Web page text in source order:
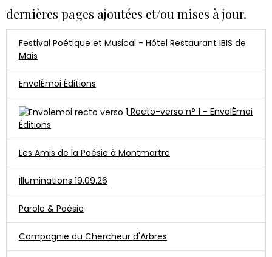
dernières pages ajoutées et/ou mises à jour.
Festival Poétique et Musical - Hôtel Restaurant IBIS de
Mais
EnvolÉmoi Éditions
Recto-verso n° 1 - EnvolÉmoi
Éditions
Les Amis de la Poésie à Montmartre
Illuminations 19.09.26
Parole & Poésie
Compagnie du Chercheur d'Arbres